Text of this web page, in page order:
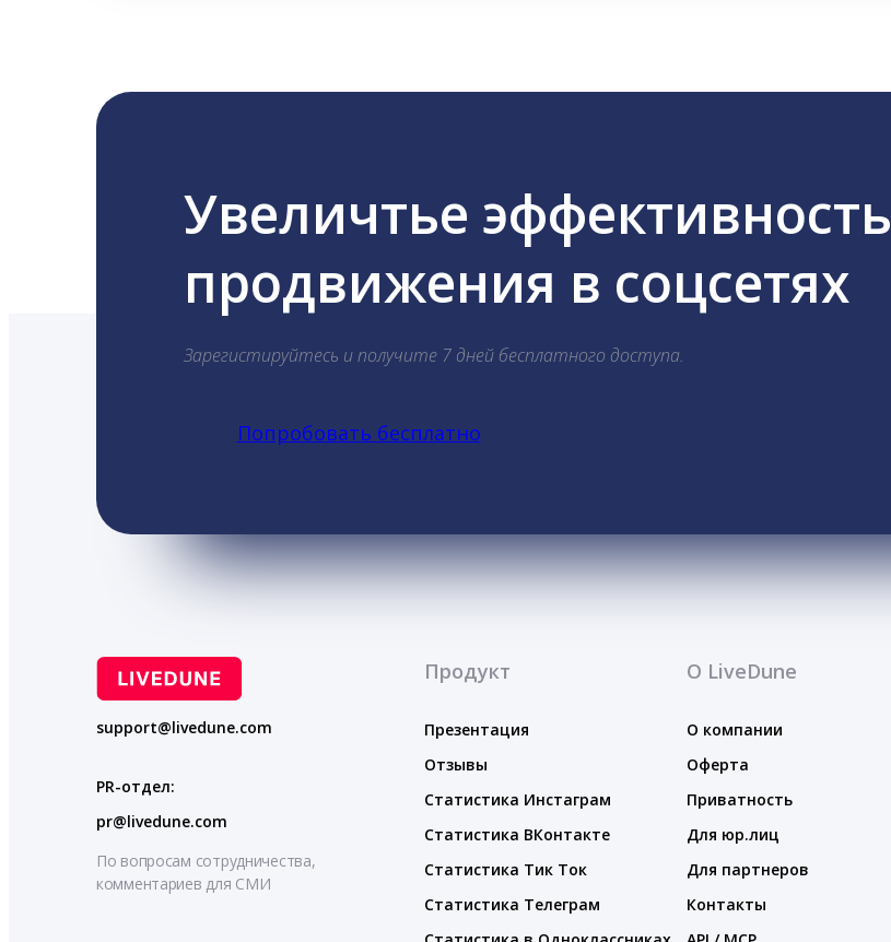
Увеличтье эффективность
продвижения в соцсетях
Зарегистируйтесь и получите 7 дней бесплатного доступа.
Попробовать бесплатно
support@livedune.com
PR-отдел:
pr@livedune.com
По вопросам сотрудничества,
комментариев для СМИ
Продукт
Презентация
Отзывы
Статистика Инстаграм
Статистика ВКонтакте
Статистика Тик Ток
Статистика Телеграм
О LiveDune
О компании
Оферта
Приватность
Для юр.лиц
Для партнеров
Контакты